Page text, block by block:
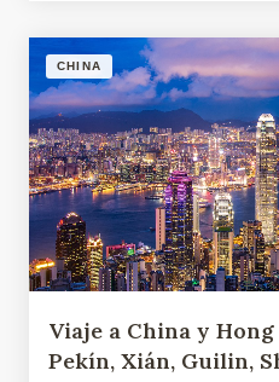
CHINA
Viaje a China y
Pekín, Xián, Guilin,